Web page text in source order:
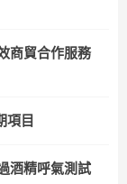
商貿合作服務
項目
酒精呼氣測試